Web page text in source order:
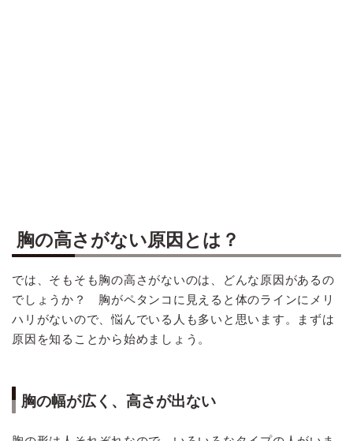
胸の高さがない原因とは？
では、そもそも胸の高さがないのは、どんな原因があるの
でしょうか？ 胸がペタンコに見えると体のラインにメリ
ハリがないので、悩んでいる人も多いと思います。まずは
原因を知ることから始めましょう。
胸の幅が広く、高さが出ない